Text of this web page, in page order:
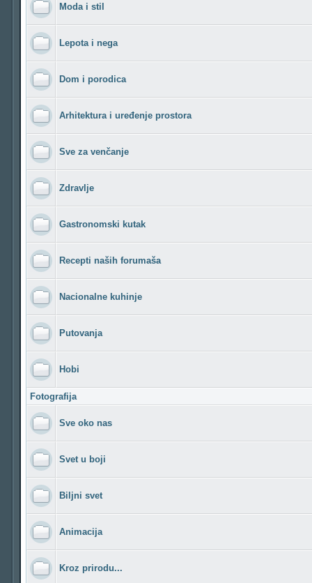
Moda i stil
Lepota i nega
Dom i porodica
Arhitektura i uređenje prostora
Sve za venčanje
Zdravlje
Gastronomski kutak
Recepti naših forumaša
Nacionalne kuhinje
Putovanja
Hobi
Fotografija
Sve oko nas
Svet u boji
Biljni svet
Animacija
Kroz prirodu...